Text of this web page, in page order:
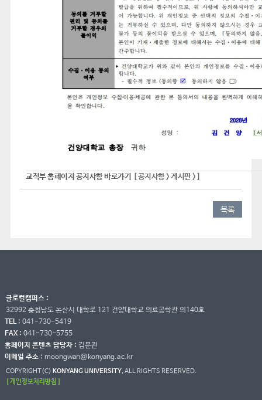
교직부 홈페이지 공지사항 바로가기 [ 공지사항 > 게시판 > ]
목록
글로컬캠퍼스 :
32992 충청남도 논산시 대학로 121 건양대학교 의료공학관 의140호
TEL : 041-730-5419
FAX : 041-730-5755
홈페이지 콘텐츠 담당자 : 김문관
이메일 주소 : moongwan@konyang.ac.kr
COPYRIGHT(C) KONYANG UNIVERSITY.ALL RIGHTS RESERVED.
[ 개인정보처리방침 ]